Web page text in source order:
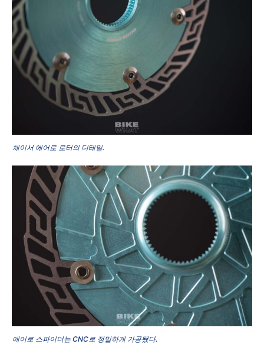
체이서 에어로 로터의 디테일.
에어로 스파이더는 CNC로 정밀하게 가공됐다.